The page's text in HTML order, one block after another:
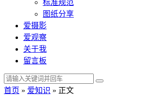
标准规范
图纸分享
爱摄影
爱观察
关于我
留言板
首页 » 爱知识 » 正文